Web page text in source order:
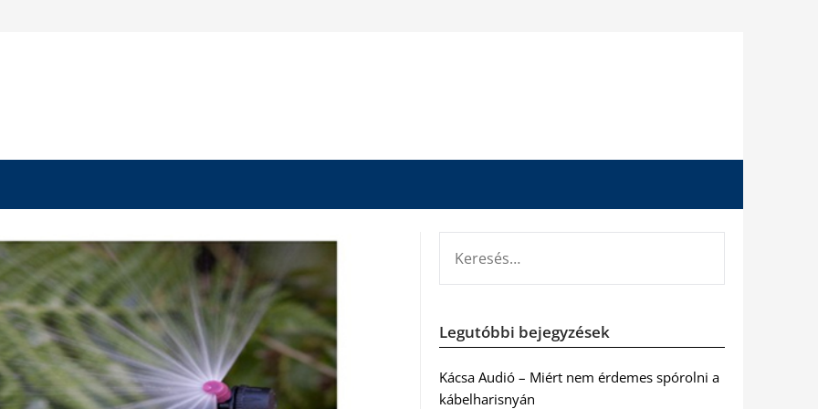
Legutóbbi bejegyzések
Kácsa Audió – Miért nem érdemes spórolni a
kábelharisnyán